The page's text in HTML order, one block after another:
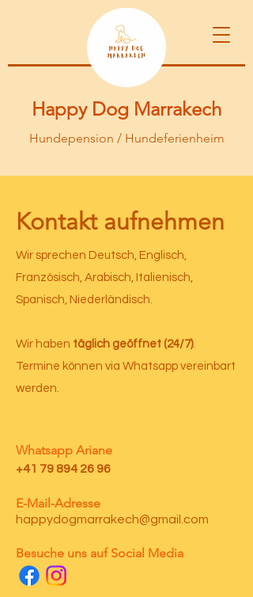
Happy Dog Marrakech
Hundepension / Hundeferienheim
Kontakt aufnehmen
Wir sprechen Deutsch, Englisch,
Französisch, Arabisch, Italienisch,
Spanisch, Niederländisch.
Wir haben täglich geöffnet (24/7).
Termine können via Whatsapp vereinbart
werden.
Whatsapp Ariane
+41 79 894 26 96
E-Mail-Adresse
happydogmarrakech@gmail.com
Besuche uns auf Social Media